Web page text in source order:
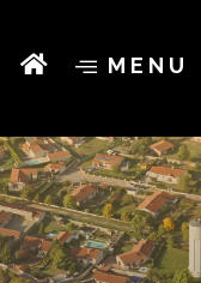
MENU